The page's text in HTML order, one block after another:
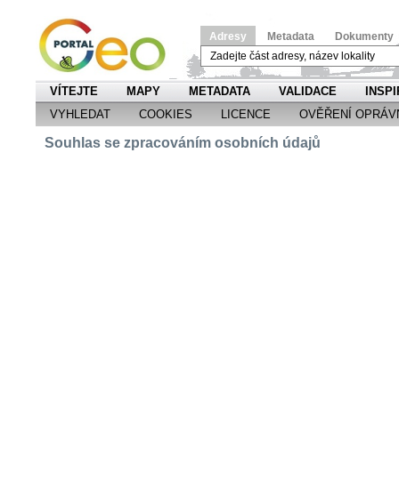
Adresy Metadata Dokumenty
VÍTEJTE MAPY METADATA VALIDACE
VYHLEDAT
COOKIES LICENCE OVĚŘENÍ
Souhlas se zpracováním osobních údajů